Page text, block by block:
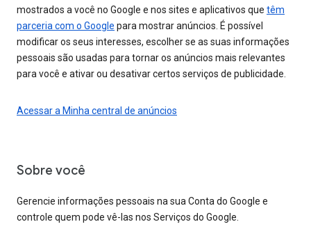
mostrados a você no Google e nos sites e aplicativos que têm
parceria com o Google para mostrar anúncios. É possível
modificar os seus interesses, escolher se as suas informações
pessoais são usadas para tornar os anúncios mais relevantes
para você e ativar ou desativar certos serviços de publicidade.
Acessar a Minha central de anúncios
Sobre você
Gerencie informações pessoais na sua Conta do Google e
controle quem pode vê-las nos Serviços do Google.